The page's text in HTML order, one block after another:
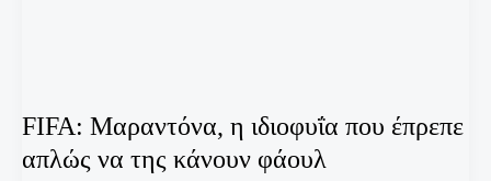
FIFA: Μαραντόνα, η ιδιοφυΐα που έπρεπε
απλώς να της κάνουν φάουλ